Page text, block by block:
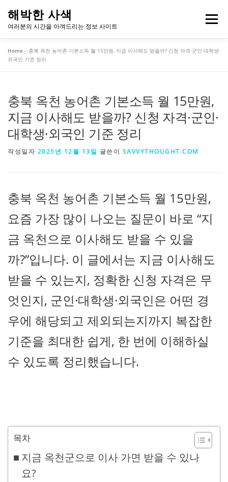
로
해박한 사색
여러분의 시간을 아껴드리는 정보 사이트
메뉴
개인정보처리방침
Home »충북 옥천 농어촌 기본소득 월 15만원, 지금 이사해도 받을까? 신청 자격·군인·대학생·
외국인 기준 정리
충북 옥천 농어촌 기본소득 월 15만원,
지금 이사해도 받을까? 신청 자격·군인·
대학생·외국인 기준 정리
작성일자 2025년 12월 13일 글쓴이 SAVVYTHOUGHT.COM
충북 옥천 농어촌 기본소득 월 15만원,
요즘 가장 많이 나오는 질문이 바로 “지
금 옥천으로 이사해도 받을 수 있을
까?”입니다. 이 글에서는 지금 이사해도
받을 수 있는지, 정확한 신청 자격은 무
엇인지, 군인·대학생·외국인은 어떤 경
우에 해당되고 제외되는지까지 복잡한
기준을 최대한 쉽게, 한 번에 이해하실
수 있도록 정리했습니다.
목차
지금 옥천군으로 이사 가면 받을 수 있나
요?